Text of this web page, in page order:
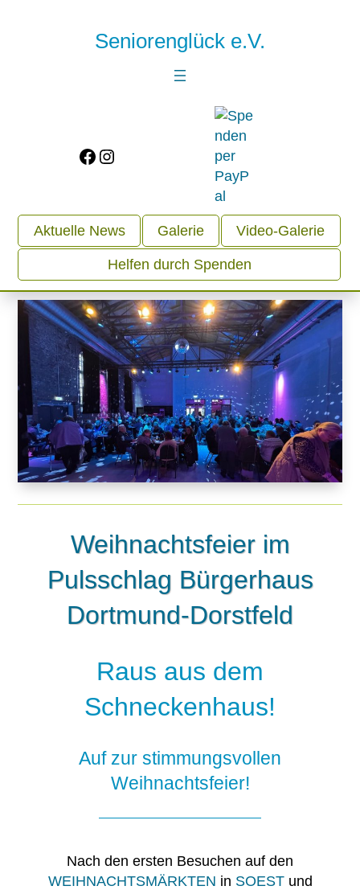
Seniorenglück e.V.
Facebook
Instagram
Aktuelle News Galerie Video-Galerie
Helfen durch Spenden
Weihnachtsfeier im
Pulsschlag Bürgerhaus
Dortmund-Dorstfeld
Raus aus dem
Schneckenhaus!
Auf zur stimmungsvollen
Weihnachtsfeier!
Nach den ersten Besuchen auf den
WEIHNACHTSMÄRKTEN in SOESTund